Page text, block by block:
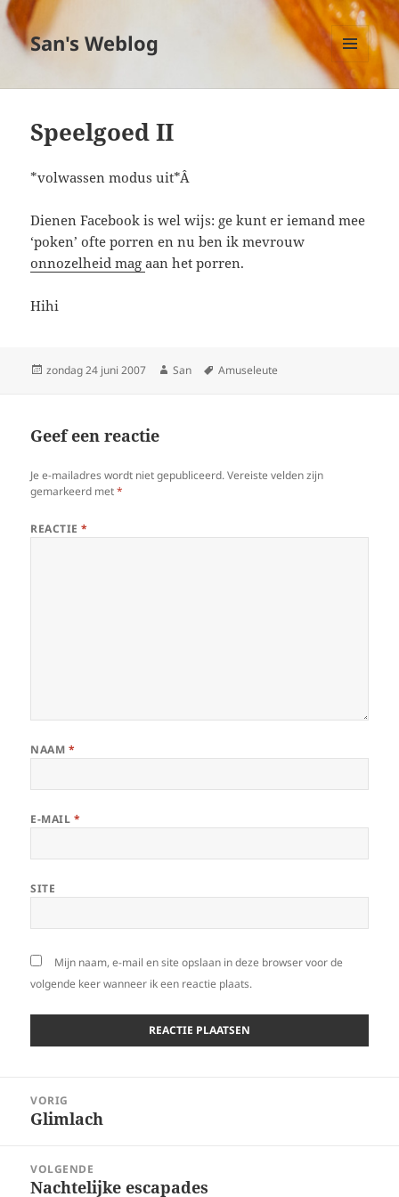
San's Weblog
MENU
EN
Speelgoed II
*volwassen modus uit*Â
Dienen Facebook is wel wijs: ge kunt er iemand mee
‘poken’ ofte porren en nu ben ik mevrouw
onnozelheid magaan het porren.
Hihi
Geplaatst
zondag 24 juni 2007 Auteur
San Tags
Amuseleute
Geef een reactie
Je e-mailadres wordt niet gepubliceerd. Vereiste velden zijn
gemarkeerd met*
REACTIE*
NAAM *
E-MAIL *
SITE
Mijn naam, e-mail en site opslaan in deze browser voor de
volgende keer wanneer ik een reactie plaats.
navigatie
VORIG
Vorig
Glimlach
VOLGENDE
Volgend
Nachtelijke escapades